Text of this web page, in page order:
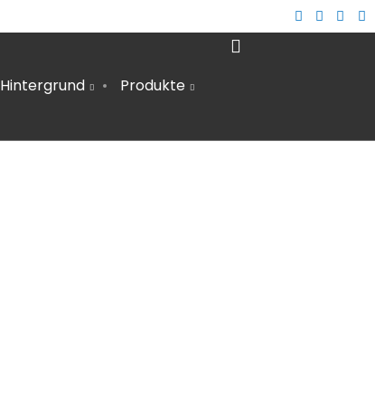
Hintergrund Produkte